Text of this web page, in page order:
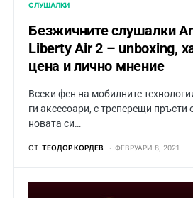
СЛУШАЛКИ
Безжичните слушалки
Liberty Air 2 – unboxing,
цена и лично мнение
Всеки фен на мобилните
ги аксесоари, с треперещи пръсти
новата си…
ОТ ТЕОДОР КОРДЕВ ФЕВРУАРИ 8, 2021